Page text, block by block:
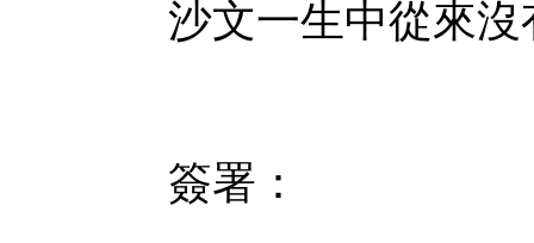
沙文一生中從來
簽署：